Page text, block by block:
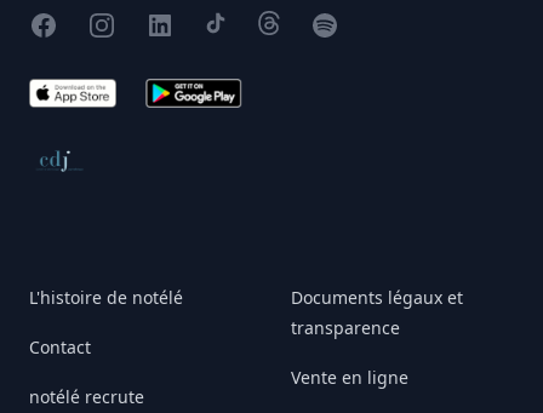
FacebookInstagram
X TikTokThreadsSpotify
App Store Google Play
Conseil de déontologie journalistique
L'histoire de notélé
Contact
notélé recrute
Documents légaux et
transparence
Vente en ligne